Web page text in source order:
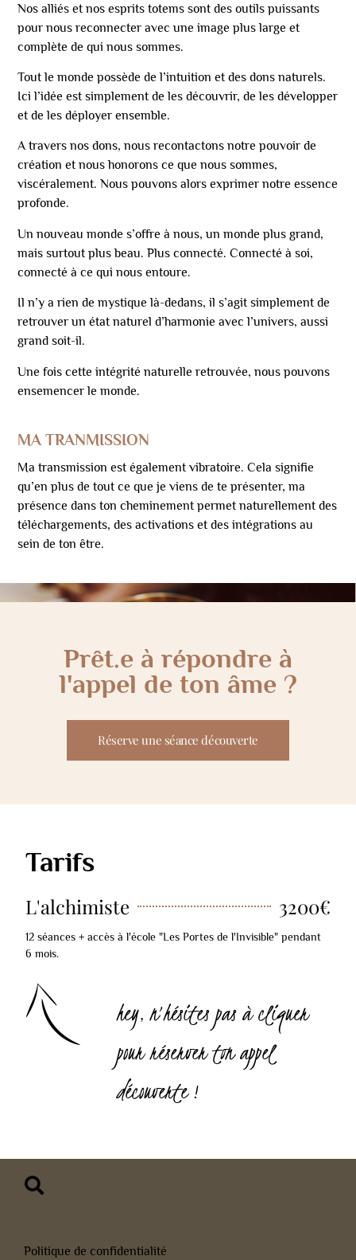
Nos alliés et nos esprits totems sont des outils puissants
pour nous reconnecter avec une image plus large et
complète de qui nous sommes.
Tout le monde possède de l’intuition et des dons naturels.
Ici l’idée est simplement de les découvrir, de les développer
et de les déployer ensemble.
A travers nos dons, nous recontactons notre pouvoir de
création et nous honorons ce que nous sommes,
viscéralement. Nous pouvons alors exprimer notre essence
profonde.
Un nouveau monde s’offre à nous, un monde plus grand,
mais surtout plus beau. Plus connecté. Connecté à soi,
connecté à ce qui nous entoure.
Il n’y a rien de mystique là-dedans, il s’agit simplement de
retrouver un état naturel d’harmonie avec l’univers, aussi
grand soit-il.
Une fois cette intégrité naturelle retrouvée, nous pouvons
ensemencer le monde.
MA TRANMISSION
Ma transmission est également vibratoire. Cela signifie
qu’en plus de tout ce que je viens de te présenter, ma
présence dans ton cheminement permet naturellement des
téléchargements, des activations et des intégrations au
sein de ton être.
Prêt.e à répondre à
l'appel de ton âme ?
Réserve une séance découverte
Tarifs
L'alchimiste 3200€
12 séances + accès à l'école "Les Portes de l'Invisible" pendant
6 mois.
hey, n’hésites pas à cliquer
pour réserver ton appel
découverte !
Politique de confidentialité